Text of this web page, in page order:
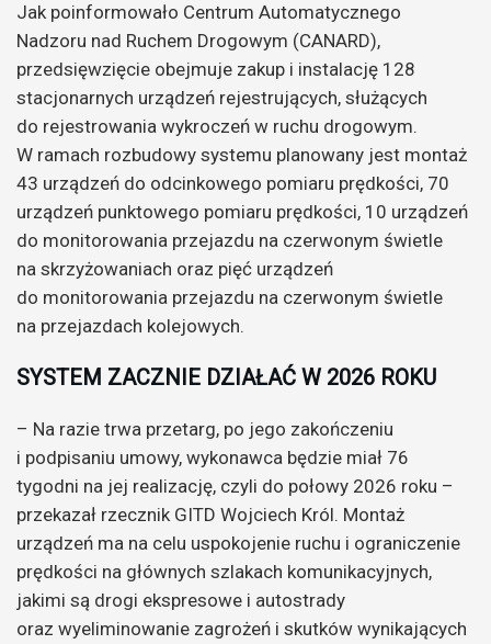
Jak poinformowało Centrum Automatycznego
Nadzoru nad Ruchem Drogowym (CANARD),
przedsięwzięcie obejmuje zakup i instalację 128
stacjonarnych urządzeń rejestrujących, służących
do rejestrowania wykroczeń w ruchu drogowym.
W ramach rozbudowy systemu planowany jest montaż
43 urządzeń do odcinkowego pomiaru prędkości, 70
urządzeń punktowego pomiaru prędkości, 10 urządzeń
do monitorowania przejazdu na czerwonym świetle
na skrzyżowaniach oraz pięć urządzeń
do monitorowania przejazdu na czerwonym świetle
na przejazdach kolejowych.
SYSTEM ZACZNIE DZIAŁAĆ W 2026 ROKU
– Na razie trwa przetarg, po jego zakończeniu
i podpisaniu umowy, wykonawca będzie miał 76
tygodni na jej realizację, czyli do połowy 2026 roku –
przekazał rzecznik GITD Wojciech Król. Montaż
urządzeń ma na celu uspokojenie ruchu i ograniczenie
prędkości na głównych szlakach komunikacyjnych,
jakimi są drogi ekspresowe i autostrady
oraz wyeliminowanie zagrożeń i skutków wynikających